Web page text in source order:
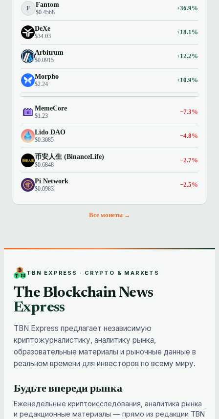
F Fantom
$0.4568
+36.9%
DeXe
$34.03
+18.1%
Arbitrum
$0.0915
+12.2%
Morpho
$2.24
+10.9%
MemeCore
$1.23
−7.3%
Lido DAO
$0.3085
−4.8%
币安人生 (BinanceLife)
$0.6848
−2.7%
Pi Network
$0.0983
−2.5%
Все монеты →
TBN EXPRESS · CRYPTO & MARKETS
The Blockchain News
Express
TBN Express предлагает независимую
криптожурналистику, аналитику рынка,
образовательные материалы и рыночные данные в
реальном времени для инвесторов по всему миру.
Будьте впереди рынка
Еженедельные криптоисследования, аналитика рынка
и редакционные материалы — прямо из редакции TBN